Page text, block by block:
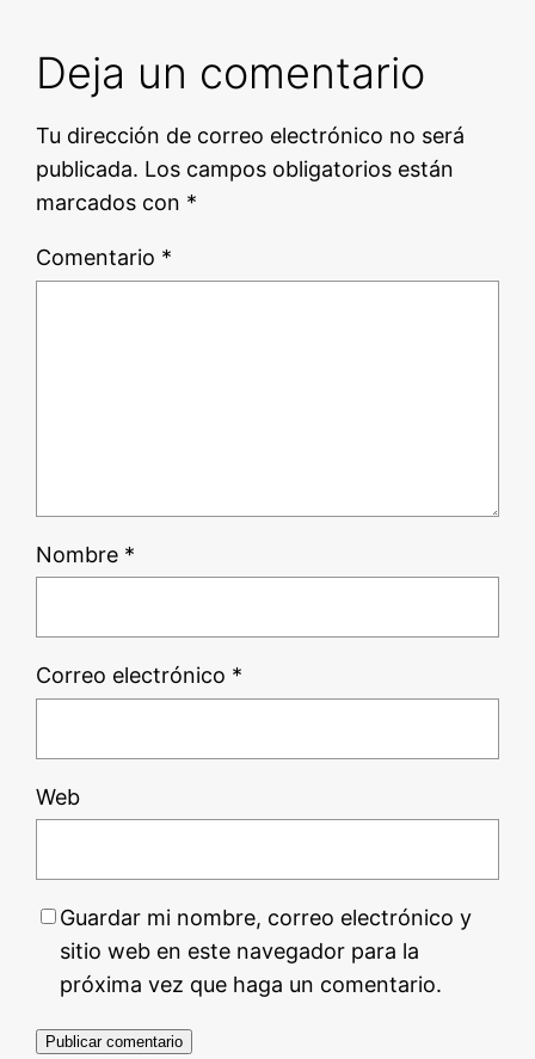
Deja un comentario
Tu dirección de correo electrónico no será
publicada. Los campos obligatorios están
marcados con *
Comentario *
Nombre *
Correo electrónico *
Web
Guardar mi nombre, correo electrónico y
sitio web en este navegador para la
próxima vez que haga un comentario.